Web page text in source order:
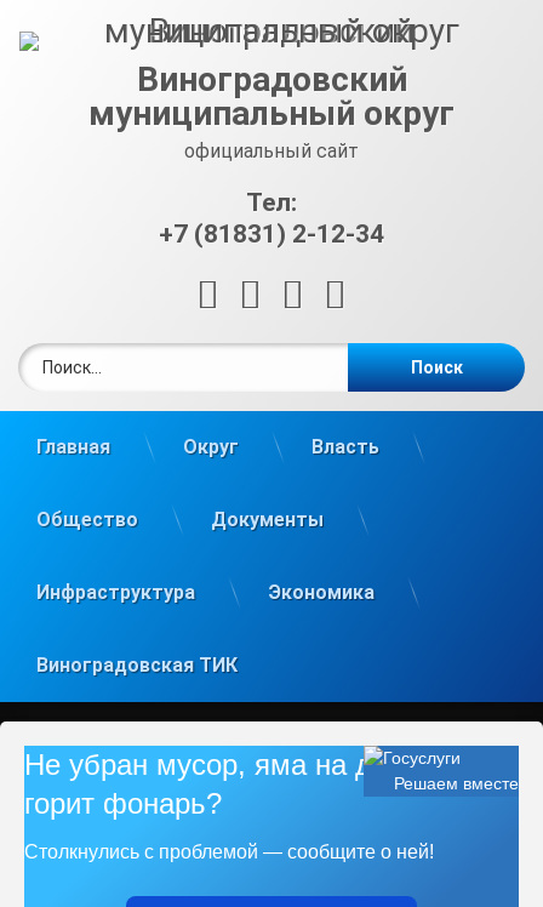
Виноградовский
муниципальный округ
официальный сайт
Тел:
+7 (81831) 2-12-34
RSS E-mailВКонтакте
Главная Округ Власть
Общество Документы
Инфраструктура Экономика
Виноградовская ТИК
Решаем вместе
Не убран мусор, яма на дороге, не
горит фонарь?
Столкнулись с проблемой — сообщите о ней!